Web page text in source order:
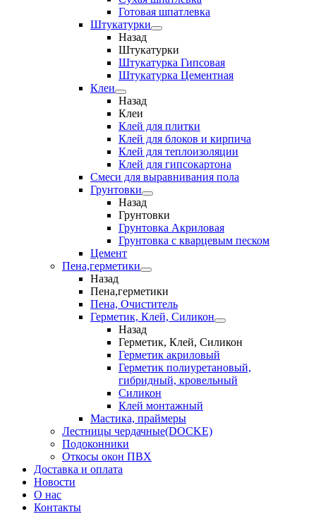
Готовая шпатлевка
Штукатурки
Назад
Штукатурки
Штукатурка Гипсовая
Штукатурка Цементная
Клеи
Назад
Клеи
Клей для плитки
Клей для блоков и кирпича
Клей для теплоизоляции
Клей для гипсокартона
Смеси для выравнивания пола
Грунтовки
Назад
Грунтовки
Грунтовка Акриловая
Грунтовка с кварцевым песком
Цемент
Пена,герметики
Назад
Пена,герметики
Пена, Очиститель
Герметик, Клей, Силикон
Назад
Герметик, Клей, Силикон
Герметик акриловый
Герметик полиуретановый,
гибридный, кровельный
Силикон
Клей монтажный
Мастика, праймеры
Лестницы чердачные(DOCKE)
Подоконники
Откосы окон ПВХ
Доставка и оплата
Новости
О нас
Контакты